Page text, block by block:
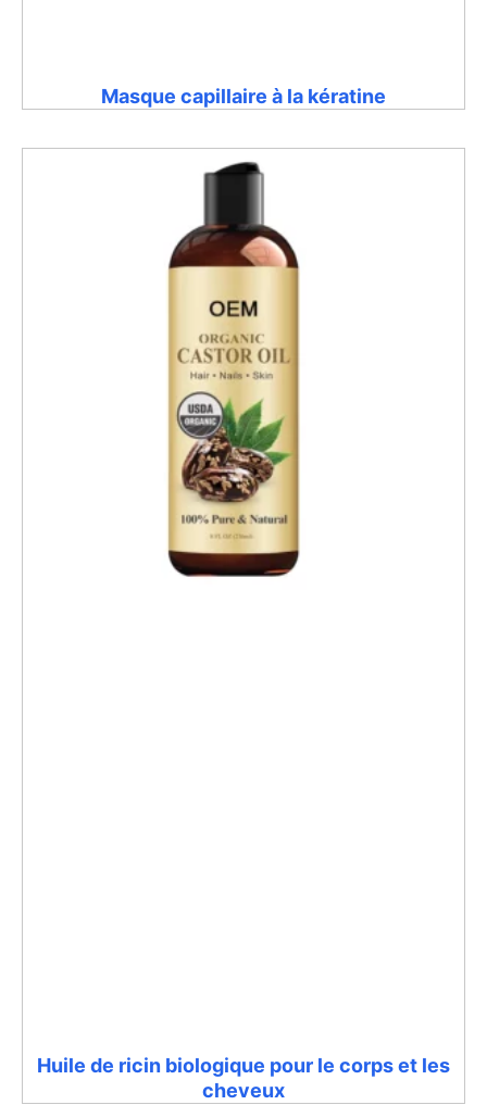
Masque capillaire à la kératine
Huile de ricin biologique pour le corps et les
cheveux